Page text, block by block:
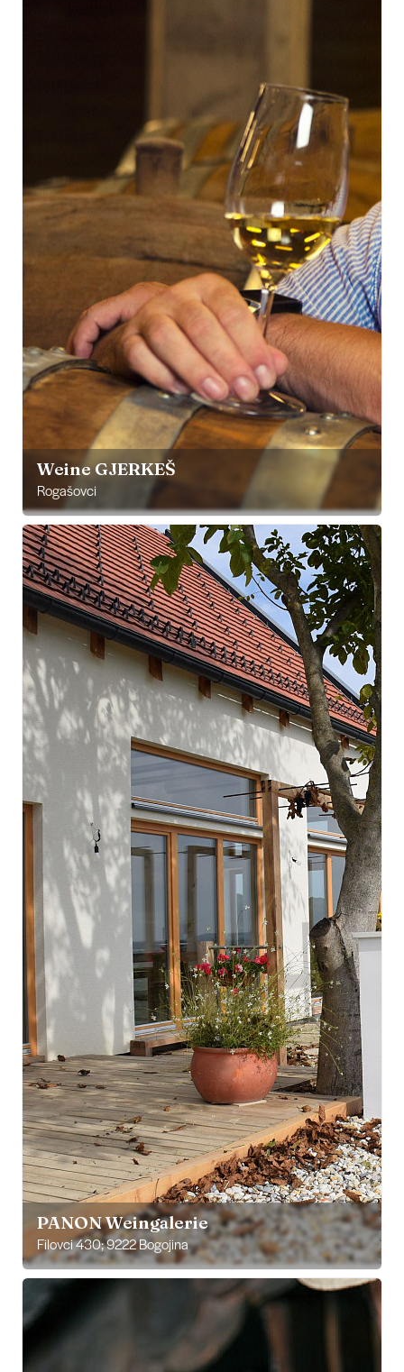
Weine GJERKEŠ
Rogašovci
PANON Weingalerie
Filovci 430; 9222 Bogojina